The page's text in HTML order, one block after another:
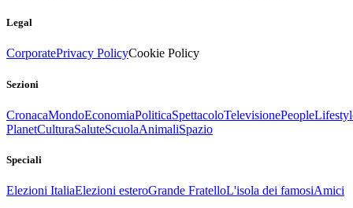
Legal
CorporatePrivacy PolicyCookie Policy
Sezioni
CronacaMondoEconomiaPoliticaSpettacoloTelevisionePeople
PlanetCulturaSaluteScuolaAnimaliSpazio
Speciali
Elezioni ItaliaElezioni esteroGrande FratelloL'isola dei famosiAmici